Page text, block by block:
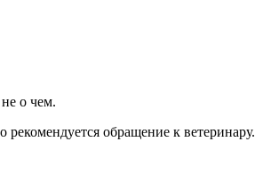
о чем.
обращение к ветеринару.